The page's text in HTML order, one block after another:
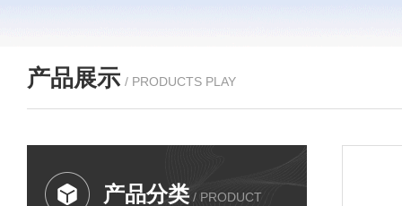
产品展示 / PRODUCTS PLAY
产品分类 / PRODUCT